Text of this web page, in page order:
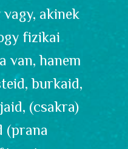
akinek
fizikai
van, hanem
burkaid,
(csakra)
(prana